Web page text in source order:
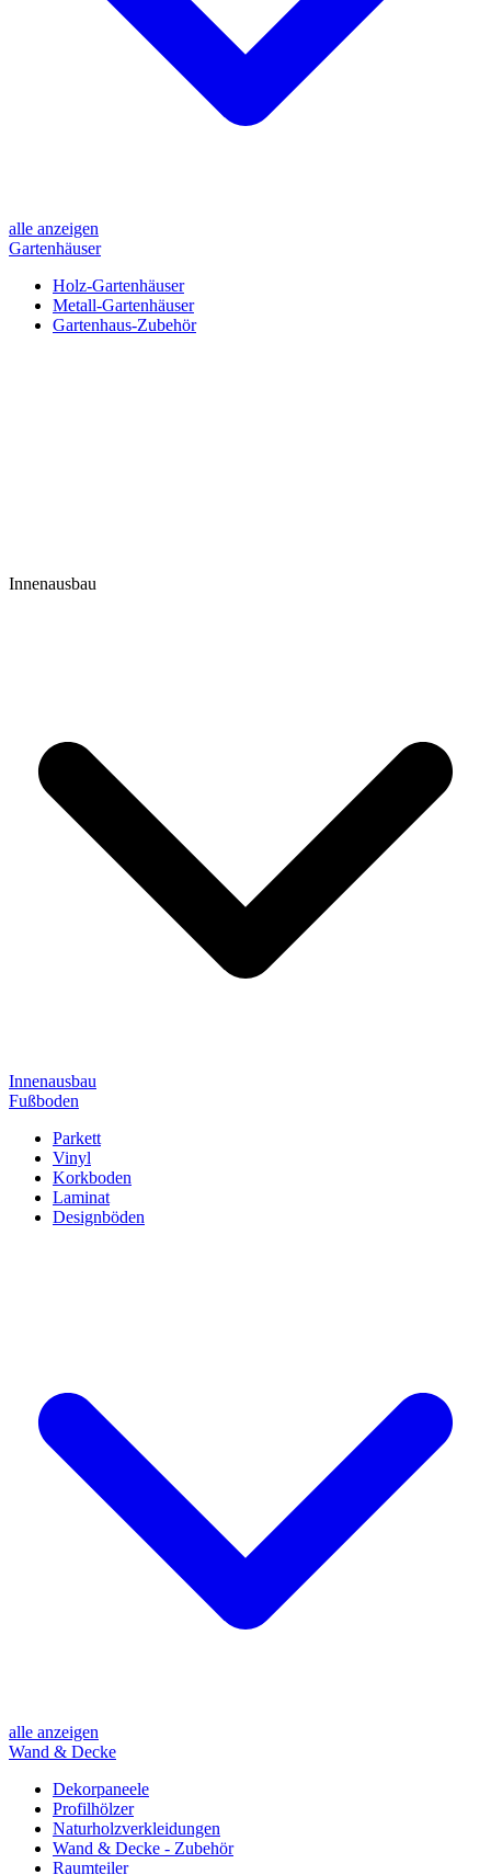
alle anzeigen
Gartenhäuser
Holz-Gartenhäuser
Metall-Gartenhäuser
Gartenhaus-Zubehör
Innenausbau
Innenausbau
Fußboden
Parkett
Vinyl
Korkboden
Laminat
Designböden
alle anzeigen
Wand & Decke
Dekorpaneele
Profilhölzer
Naturholzverkleidungen
Wand & Decke - Zubehör
Raumteiler